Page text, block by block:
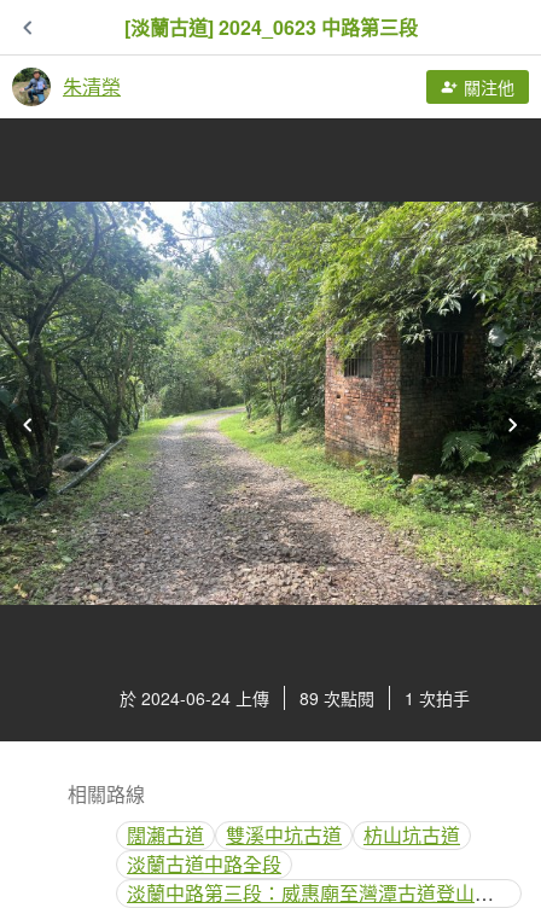
[淡蘭古道] 2024_0623 中路第三段
朱清榮 關注他
於 2024-06-24 上傳 89 次點閱 1 次拍手
相關路線
闊瀨古道
雙溪中坑古道
枋山坑古道
淡蘭古道中路全段
淡蘭中路第三段：威惠廟至灣潭古道登山口(闊瀨線)